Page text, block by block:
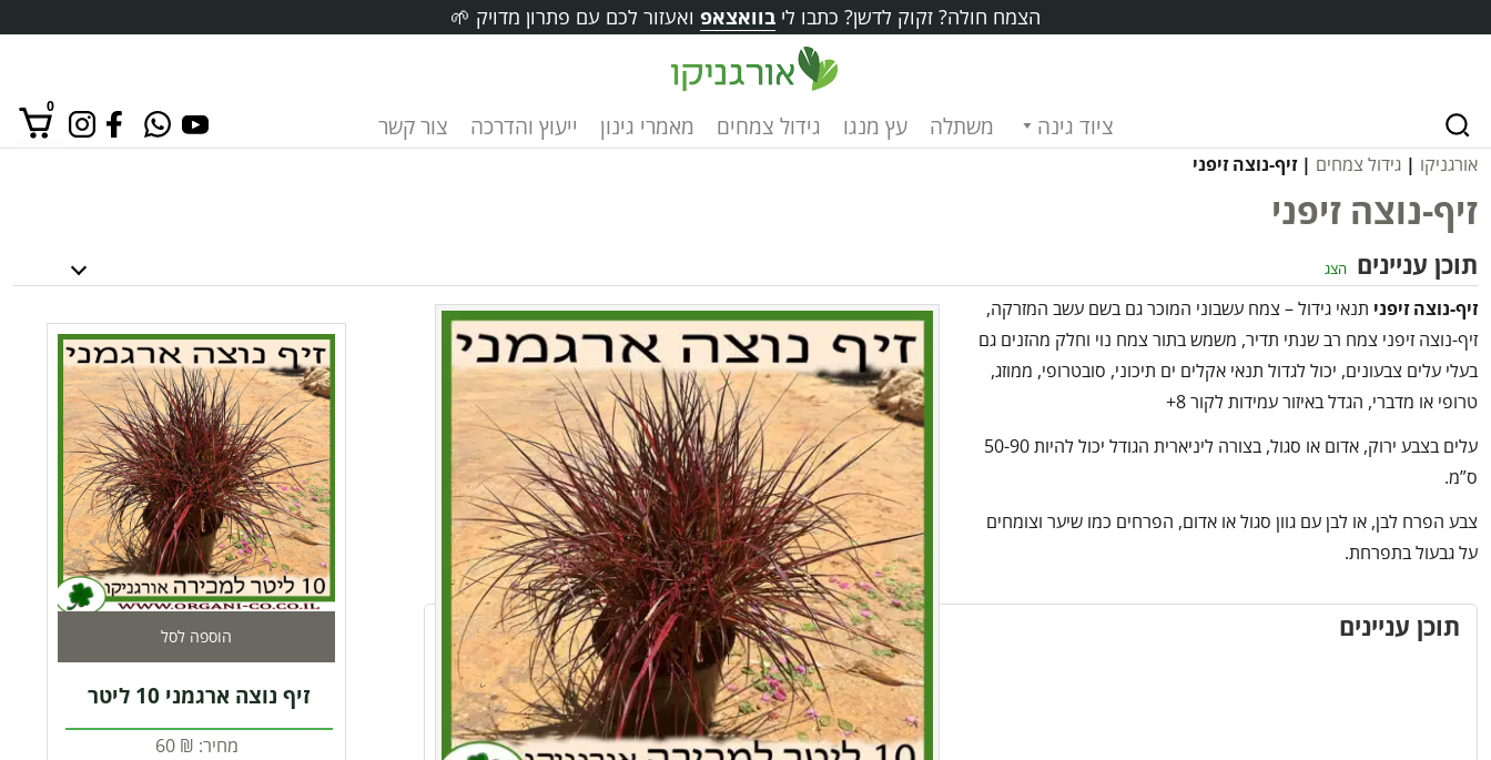
הצמח חולה? זקוק לדשן? כתבו לי בוואצאפ ואעזור לכם עם פתרון מדויק 🌱
ציוד גינה משתלה עץ מנגו גידול צמחים מאמרי גינון ייעוץ והדרכה צור קשר
0
אורגניקו | גידול צמחים | זיף-נוצה זיפני
זיף-נוצה זיפני
תוכן עניינים הצג
זיף-נוצה זיפני תנאי גידול – צמח עשבוני המוכר גם בשם עשב המזרקה,
זיף-נוצה זיפני צמח רב שנתי תדיר, משמש בתור צמח נוי וחלק מהזנים גם
בעלי עלים צבעונים, יכול לגדול תנאי אקלים ים תיכוני, סובטרופי, ממוזג,
טרופי או מדברי, הגדל באיזור עמידות לקור 8+
עלים בצבע ירוק, אדום או סגול, בצורה ליניארית הגודל יכול להיות 50-90
ס”מ.
צבע הפרח לבן, או לבן עם גוון סגול או אדום, הפרחים כמו שיער וצומחים
על גבעול בתפרחת.
תוכן עניינים הוספה לסל
זיף נוצה ארגמני 10 ליטר
מחיר: ₪
60